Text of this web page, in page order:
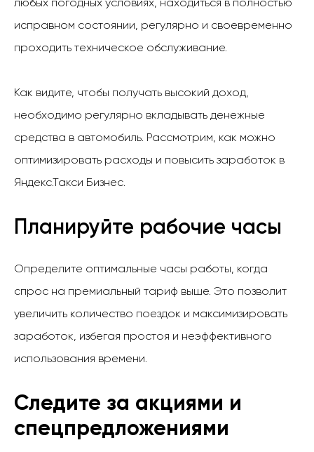
исправном состоянии, регулярно и своевременно
проходить техническое обслуживание.
Как видите, чтобы получать высокий доход,
необходимо регулярно вкладывать денежные
средства в автомобиль. Рассмотрим, как можно
оптимизировать расходы и повысить заработок в
Яндекс.Такси Бизнес.
Планируйте рабочие часы
Определите оптимальные часы работы, когда
спрос на премиальный тариф выше. Это позволит
увеличить количество поездок и максимизировать
заработок, избегая простоя и неэффективного
использования времени.
Следите за акциями и
спецпредложениями